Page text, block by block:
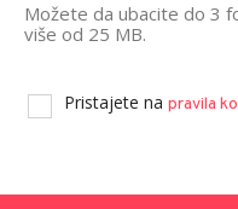
Možete da ubacite do 3
više od 25 MB.
Pristajete na pravila